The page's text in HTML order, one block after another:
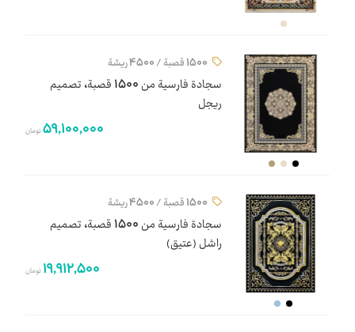
1500 قصبة / 4500 ريشة
سجادة فارسية من 1500 قصبة، تصميم
ریجل
59,100,000تومان
1500 قصبة / 4500 ريشة
سجادة فارسية من 1500 قصبة، تصميم
راشل (عتيق)
19,912,500 تومان